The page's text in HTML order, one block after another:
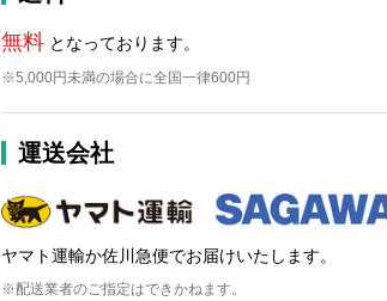
無料となっております。
※5,000円未満の場合に全国一律600円
運送会社
ヤマト運輸か佐川急便でお届けいたします。
※配送業者のご指定はできかねます。